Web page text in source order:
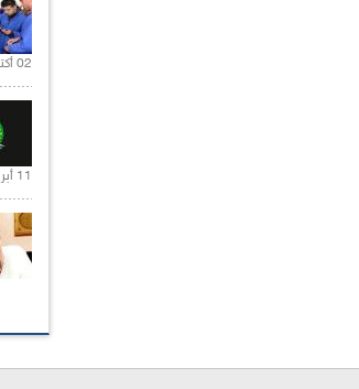
02 أكتوبر 2020 |
11 أبريل 2020 |